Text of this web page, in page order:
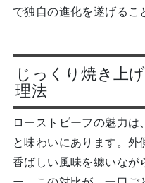
で独自の進化を遂げるこ
じっくり焼き上
理法
ローストビーフの魅力
と味わいにあります。外
香ばしい風味を纏いなが